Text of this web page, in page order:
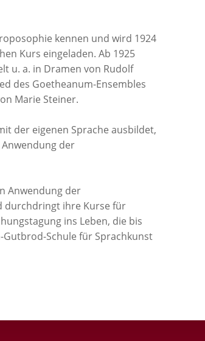
kennen und wird 1924
Kurs eingeladen. Ab 1925
u. a. in Dramen von Rudolf
des Goetheanum-Ensembles
Marie Steiner.
der eigenen Sprache ausbildet,
der
Anwendung der
durchdringt ihre Kurse für
ins Leben, die bis
Schule für Sprachkunst